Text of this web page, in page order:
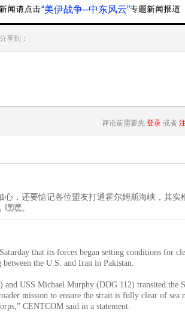
“美伊战争--中东风云”
分享到：
评论前需要先 登录 或者
心，还要惦记各位盟友打通霍尔姆斯海峡，其实
嘿。
that its forces began setting conditions for
the U.S. and Iran in Pakistan.
and USS Michael Murphy (DDG 112) transited the
mission to ensure the strait is fully clear of sea
CENTCOM said in a statement.